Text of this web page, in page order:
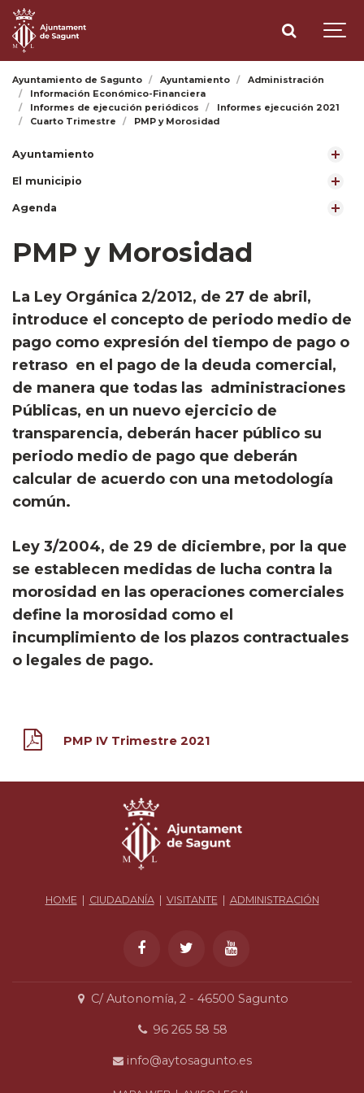
Ayuntamiento de Sagunto Ayuntamiento
Administración
Información Económico-Financiera
Informes de ejecución periódicos
Informes ejecución 2021
Cuarto Trimestre
PMP y Morosidad
Ayuntamiento
El municipio
Agenda
PMP y Morosidad
​La Ley Orgánica 2/2012, de 27 de abril,
introduce el concepto de periodo medio de
pago como expresión del tiempo de pago o
retraso en el pago de la deuda comercial,
de manera que todas las administraciones
Públicas, en un nuevo ejercicio de
transparencia, deberán hacer público su
periodo medio de pago que deberán
calcular de acuerdo con una metodología
común.
Ley 3/2004, de 29 de diciembre, por la que
se establecen medidas de lucha contra la
morosidad en las operaciones comerciales
define la morosidad como el
incumplimiento de los plazos contractuales
o legales de pago.
PMP IV Trimestre 2021
HOME | CIUDADANÍA| VISITANTE | ADMINISTRACIÓN
C/ Autonomía, 2 - 46500 Sagunto
96 265 58 58
info@aytosagunto.es